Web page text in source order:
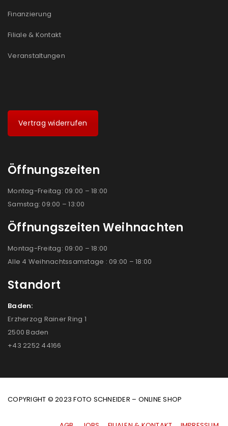
NEWSLETTER ABONNIEREN
us
Datenschutzerklärung
Finanzierung
Filiale & Kontakt
Veranstaltungen
Vertrag widerrufen
Öffnungszeiten
Montag-Freitag: 09:00 – 18:00
Samstag: 09:00 – 13:00
Öffnungszeiten Weihnachten
Montag-Freitag: 09:00 – 18:00
Alle 4 Weihnachtssamstage : 09:00 – 18:00
Standort
Baden:
Erzherzog Rainer Ring 1
2500 Baden
+43 2252 44166
COPYRIGHT © 2023 FOTO SCHNEIDER – ONLINE SHOP